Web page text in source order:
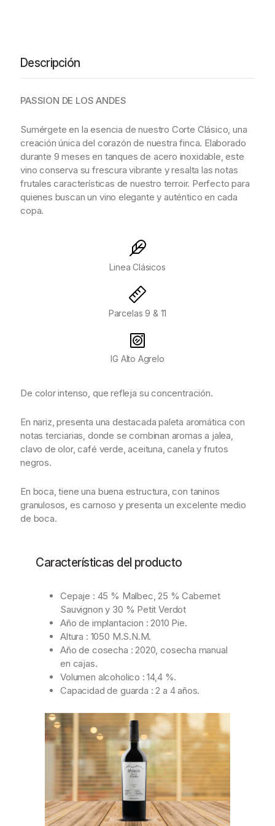
dDescripción
PASSION DE LOS ANDES
Sumérgete en la esencia de nuestro Corte Clásico, una
creación única del corazón de nuestra finca. Elaborado
durante 9 meses en tanques de acero inoxidable, este
vino conserva su frescura vibrante y resalta las notas
frutales características de nuestro terroir. Perfecto para
quienes buscan un vino elegante y auténtico en cada
copa.
Linea Clásicos
Parcelas 9 & 11
IG Alto Agrelo
De color intenso, que refleja su concentración.
En nariz, presenta una destacada paleta aromática con
notas terciarias, donde se combinan aromas a jalea,
clavo de olor, café verde, aceituna, canela y frutos
negros.
En boca, tiene una buena estructura, con taninos
granulosos, es carnoso y presenta un excelente medio
de boca.
Características del producto
Cepaje : 45 % Malbec, 25 % Cabernet
Sauvignon y 30 % Petit Verdot
Año de implantacion : 2010 Pie.
Altura : 1050 M.S.N.M.
Año de cosecha : 2020, cosecha manual
en cajas.
Volumen alcoholico : 14,4 %.
Capacidad de guarda : 2 a 4 años.